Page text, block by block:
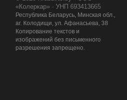
«Колеркар» · УНП 693413665
Республика Беларусь, Минская обл.,
аг. Колодищи, ул. Афанасьева, 38
Копирование текстов и
изображений без письменного
разрешения запрещено.